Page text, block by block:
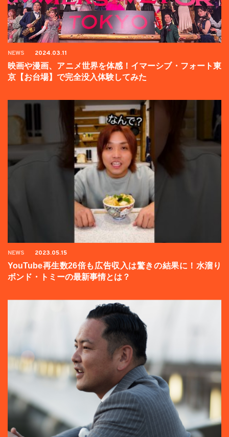
NEWS 2024.03.11
映画や漫画、アニメ世界を体感！イマーシブ・フォート東
京【お台場】で完全没入体験してみた
NEWS 2023.05.15
YouTube再生数26倍も広告収入は驚きの結果に！水溜り
ボンド・トミーの最新事情とは？